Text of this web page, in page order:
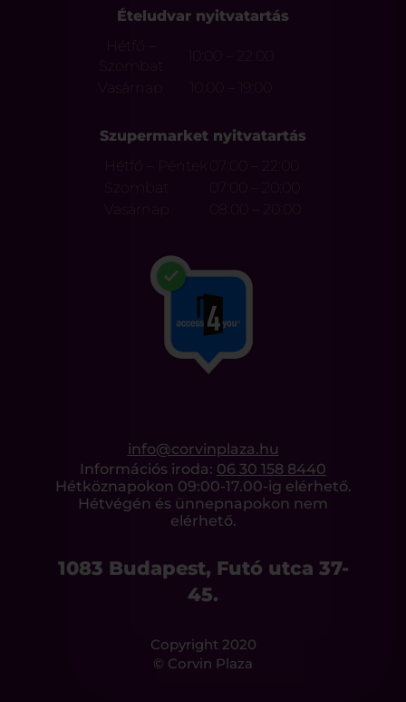
Ételudvar nyitvatartás
Hétfő –
Szombat
10:00 – 22:00
Vasárnap
Szupermarket nyitvatartás
Hétfő – Péntek
07:00 – 22:00
Szombat
07:00 – 20:00
Vasárnap
08:00 – 20:00
info@corvinplaza.hu
Információs iroda: 06 30 158 8440
Hétköznapokon 09:00-17.00-ig elérhető.
Hétvégén és ünnepnapokon nem
elérhető.
1083 Budapest, Futó utca 37-
45.
Copyright 2020
© Corvin Plaza